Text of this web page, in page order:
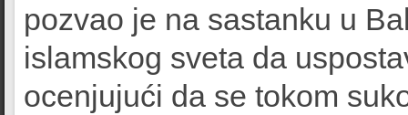
pozvao je na sastanku u
islamskog sveta da
ocenjujući da se tokom